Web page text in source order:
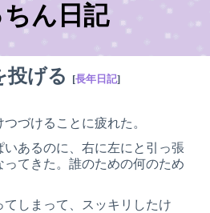
ん日記
投げる [長年日記]
づけることに疲れた。
いあるのに、右に左にと引っ張
ってきた。誰のための何のため
てしまって、スッキリしたけ